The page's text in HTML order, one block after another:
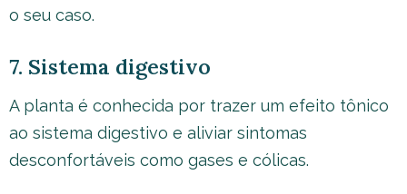
o seu caso.
7. Sistema digestivo
A planta é conhecida por trazer um efeito tônico
ao sistema digestivo e aliviar sintomas
desconfortáveis como gases e cólicas.